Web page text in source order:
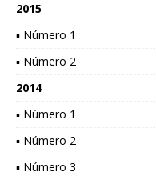
2015
▪ Número 1
▪ Número 2
2014
▪ Número 1
▪ Número 2
▪ Número 3